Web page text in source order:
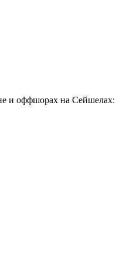
и оффшорах на Сейшелах: